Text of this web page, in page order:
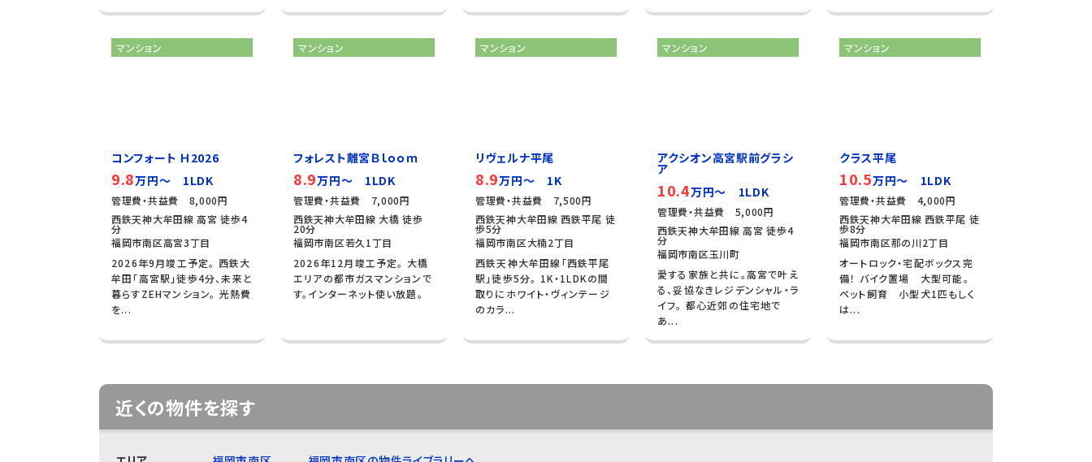
マンション
コンフォート Ｈ2026
9.8万円～ 1LDK
管理費・共益費 8,000円
西鉄天神大牟田線 高宮 徒歩4
分
福岡市南区高宮3丁目
2026年9月竣工予定。 西鉄大
牟田「高宮駅」徒歩4分、未来と
暮らすZEHマンション。 光熱費
を...
マンション
フォレスト離宮Ｂｌｏｏｍ
8.9万円～ 1LDK
管理費・共益費 7,000円
西鉄天神大牟田線 大橋 徒歩
20分
福岡市南区若久1丁目
2026年12月竣工予定。 大橋
エリアの都市ガスマンションで
す。インターネット使い放題。
マンション
リヴェルナ平尾
8.9万円～ 1K
管理費・共益費 7,500円
西鉄天神大牟田線 西鉄平尾 徒
歩5分
福岡市南区大楠2丁目
西鉄天神大牟田線「西鉄平尾
駅」徒歩5分。 1K・1LDKの間
取りにホワイト・ヴィンテージ
のカラ...
マンション
アクシオン高宮駅前グラシ
ア
10.4万円～ 1LDK
管理費・共益費 5,000円
西鉄天神大牟田線 高宮 徒歩4
分
福岡市南区玉川町
愛する家族と共に。高宮で叶え
る、妥協なきレジデンシャル・ラ
イフ。 都心近郊の住宅地で
あ...
マンション
クラス平尾
10.5万円～ 1LDK
管理費・共益費 4,000円
西鉄天神大牟田線 西鉄平尾 徒
歩8分
福岡市南区那の川2丁目
オートロック・宅配ボックス完
備！ バイク置場 大型可能。
ペット飼育 小型犬1匹もしく
は...
近くの物件を探す